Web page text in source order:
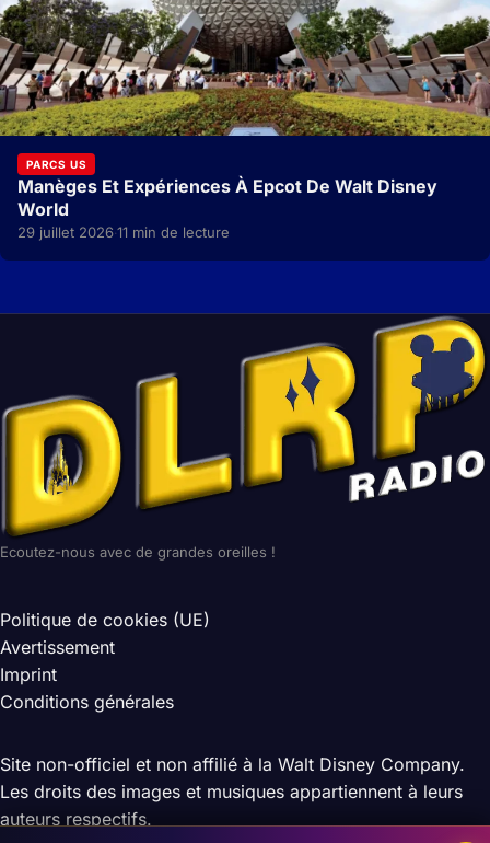
PARCS US
Manèges Et Expériences À Epcot De Walt Disney
World
29 juillet 2026·11 min de lecture
Ecoutez-nous avec de grandes oreilles !
Politique de cookies (UE)
Avertissement
Imprint
Conditions générales
Site non-officiel et non affilié à la Walt Disney Company.
Les droits des images et musiques appartiennent à leurs
auteurs respectifs.